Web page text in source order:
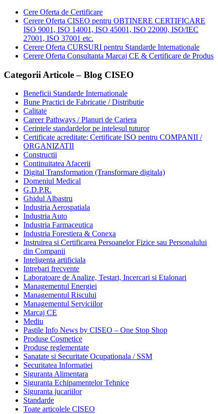
Cere Oferta de Certificare
Cerere Oferta CISEO pentru OBTINERE CERTIFICARE
ISO 9001, ISO 14001, ISO 45001, ISO 22000, ISO/IEC
27001, ISO 37001 etc.
Cerere Oferta CURSURI pentru Standarde Internationale
Cerere Oferta Consultanta Marcaj CE & Certificare de Produs
Categorii Articole – Blog CISEO
Beneficii Standarde Internationale
Bune Practici de Fabricatie / Distributie
Calitate
Career Pathways / Planuri de Cariera
Cerintele standardelor pe intelesul tuturor
Certificate acreditate: Certificate ISO pentru COMPANII /
ORGANIZATII
Constructii
Continuitatea Afacerii
Digital Transformation (Transformare digitala)
Domeniul Medical
G.D.P.R.
Ghidul Albastru
Industria Aerospatiala
Industria Auto
Industria Farmaceutica
Industria Forestiera & Conexa
Instruirea si Certificarea Persoanelor Fizice sau Personalului
din Companii
Inteligenta artificiala
Intrebari frecvente
Laboratoare de Analize, Testari, Incercari si Etalonari
Managementul Energiei
Managementul Riscului
Managementul Serviciilor
Marcaj CE
Mediu
Pastile Info News by CISEO – One Stop Shop
Produse Cosmetice
Produse reglementate
Sanatate si Securitate Ocupationala / SSM
Securitatea Informatiei
Siguranta Alimentara
Siguranta Echipamentelor Tehnice
Siguranta jucariilor
Standarde
Toate articolele CISEO